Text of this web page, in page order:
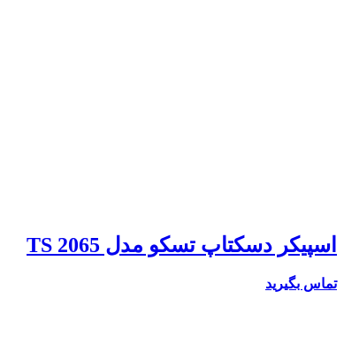
اسپیکر دسکتاپ تسکو مدل TS 2065
تماس بگیرید